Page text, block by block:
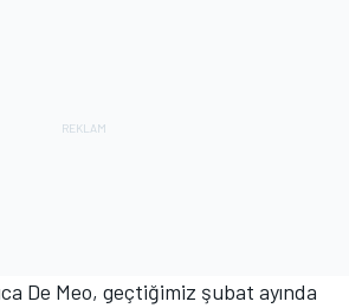
De Meo, geçtiğimiz şubat ayında